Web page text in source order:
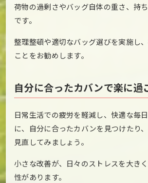
荷物の過剰さやバッグ自体の重さ、持
です。
整理整頓や適切なバッグ選びを実施し
ことをお勧めします。
自分に合ったカバンで楽に過
日常生活での疲労を軽減し、快適な毎
に、自分に合ったカバンを見つけたり
見直してみましょう。
小さな改善が、日々のストレスを大き
性があります。